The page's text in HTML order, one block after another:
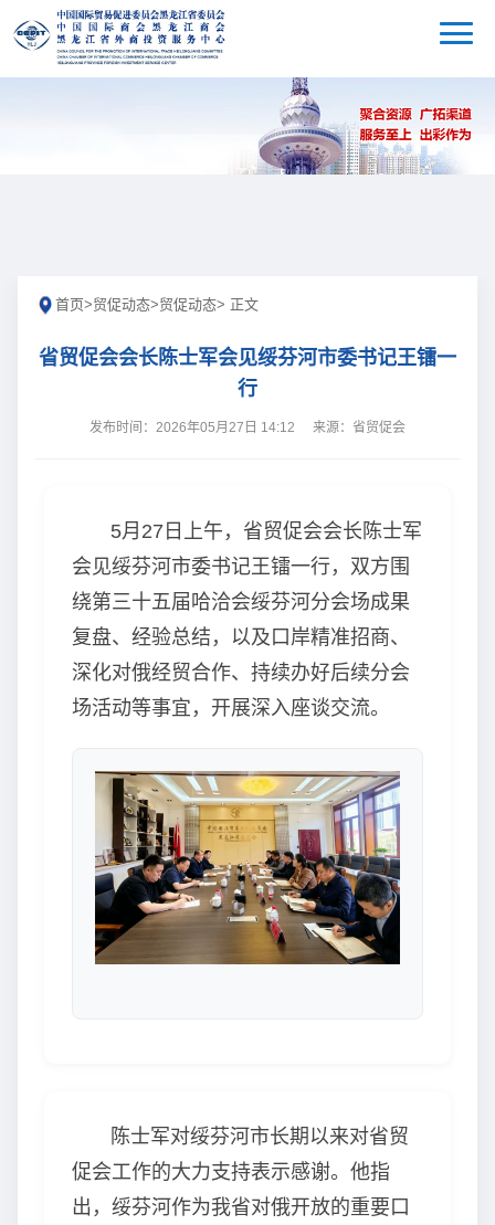
首页>贸促动态>贸促动态> 正文
省贸促会会长陈士军会见绥芬河市委书记王镭一
行
发布时间：2026年05月27日 14:12 来源：省贸促会
5月27日上午，省贸促会会长陈士军
会见绥芬河市委书记王镭一行，双方围
绕第三十五届哈洽会绥芬河分会场成果
复盘、经验总结，以及口岸精准招商、
深化对俄经贸合作、持续办好后续分会
场活动等事宜，开展深入座谈交流。
陈士军对绥芬河市长期以来对省贸
促会工作的大力支持表示感谢。他指
出，绥芬河作为我省对俄开放的重要口